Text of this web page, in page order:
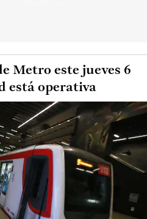
Metro este jueves 6
está operativa